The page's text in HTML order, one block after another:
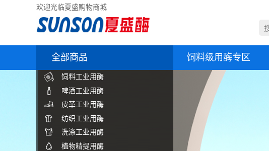
欢迎光临夏盛购物商城
全部商品
饲料工业用酶
啤酒工业用酶
皮革工业用酶
纺织工业用酶
洗涤工业用酶
植物精提用酶
饲料级用酶专区